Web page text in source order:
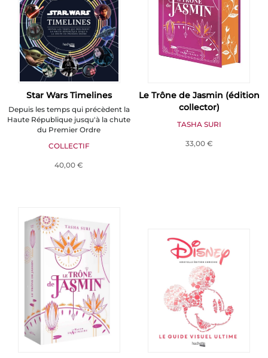
Star Wars Timelines
Depuis les temps qui précèdent la
Haute République jusqu'à la chute
du Premier Ordre
COLLECTIF
40,00 €
Le Trône de Jasmin (édition
collector)
TASHA SURI
33,00 €